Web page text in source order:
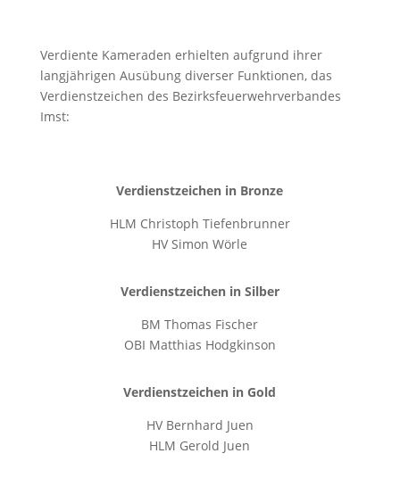
Verdiente Kameraden erhielten aufgrund ihrer
langjährigen Ausübung diverser Funktionen, das
Verdienstzeichen des Bezirksfeuerwehrverbandes
Imst:
Verdienstzeichen in Bronze
HLM Christoph Tiefenbrunner
HV Simon Wörle
Verdienstzeichen in Silber
BM Thomas Fischer
OBI Matthias Hodgkinson
Verdienstzeichen in Gold
HV Bernhard Juen
HLM Gerold Juen